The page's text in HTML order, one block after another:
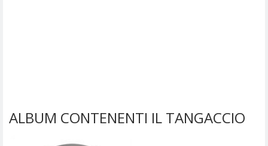
ALBUM CONTENENTI IL TANGACCIO